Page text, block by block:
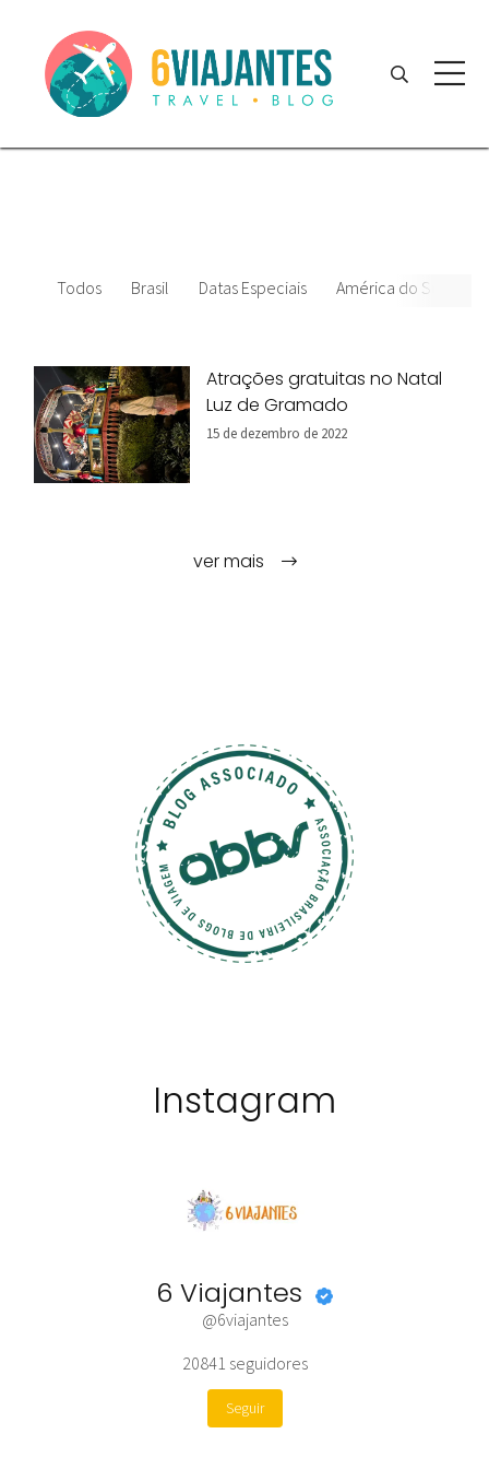
Todos Brasil Datas Especiais América do Sul
Atrações gratuitas no Natal
Luz de Gramado
15 de dezembro de 2022
ver mais
Instagram
6 Viajantes
@6viajantes
20841 seguidores
Seguir